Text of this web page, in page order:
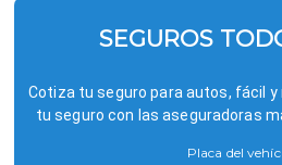
SEGUROS
Cotiza tu seguro para autos, fácil
tu seguro con las aseguradoras
Placa del